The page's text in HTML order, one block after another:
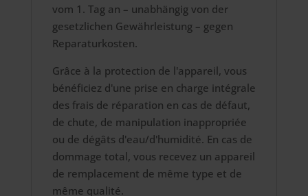
vom 1. Tag an – unabhängig von der
gesetzlichen Gewährleistung – gegen
Reparaturkosten.
Grâce à la protection de l'appareil, vous
bénéficiez d'une prise en charge intégrale
des frais de réparation en cas de défaut,
de chute, de manipulation inappropriée
ou de dégâts d'eau/d'humidité. En cas de
dommage total, vous recevez un appareil
de remplacement de même type et de
même qualité.